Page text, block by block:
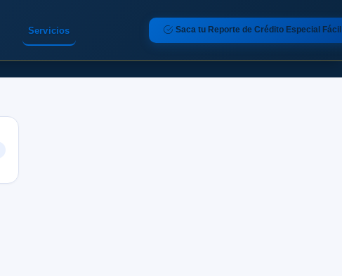
Servicios Saca tu Reporte de Crédito Especial Fácil